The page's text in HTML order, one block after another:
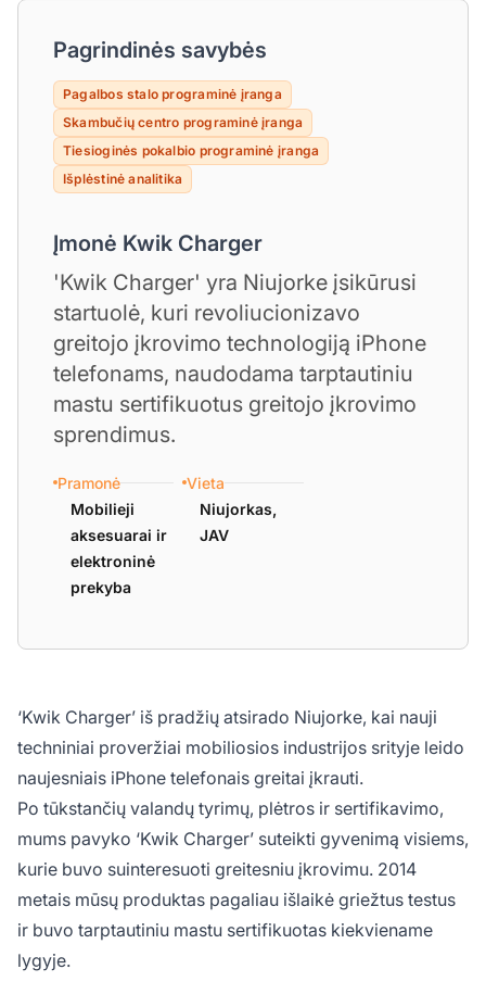
Pagrindinės savybės
Pagalbos stalo programinė įranga
Skambučių centro programinė įranga
Tiesioginės pokalbio programinė įranga
Išplėstinė analitika
Įmonė Kwik Charger
'Kwik Charger' yra Niujorke įsikūrusi
startuolė, kuri revoliucionizavo
greitojo įkrovimo technologiją iPhone
telefonams, naudodama tarptautiniu
mastu sertifikuotus greitojo įkrovimo
sprendimus.
Pramonė
Mobilieji
aksesuarai ir
elektroninė
prekyba
Vieta
Niujorkas,
JAV
‘Kwik Charger’ iš pradžių atsirado Niujorke, kai nauji
techniniai proveržiai mobiliosios industrijos srityje leido
naujesniais iPhone telefonais greitai įkrauti.
Po tūkstančių valandų tyrimų, plėtros ir sertifikavimo,
mums pavyko ‘Kwik Charger’ suteikti gyvenimą visiems,
kurie buvo suinteresuoti greitesniu įkrovimu. 2014
metais mūsų produktas pagaliau išlaikė griežtus testus
ir buvo tarptautiniu mastu sertifikuotas kiekviename
lygyje.